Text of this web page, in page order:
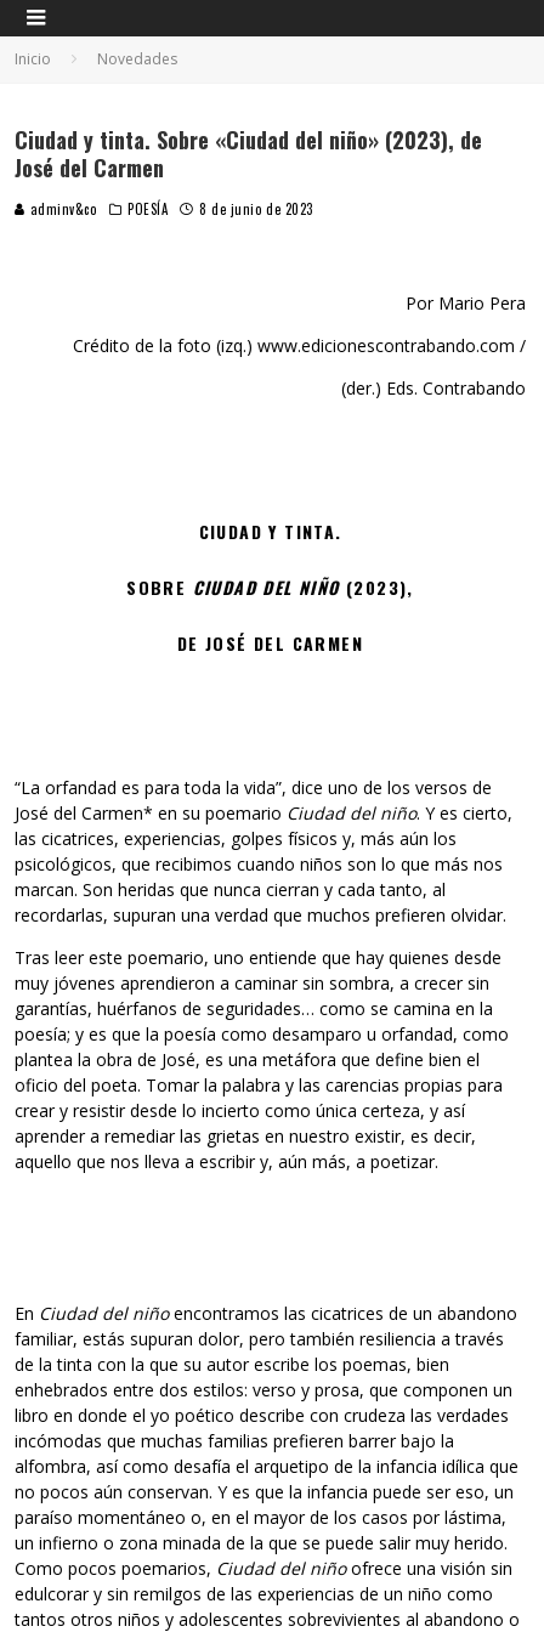
Inicio Novedades
Ciudad y tinta. Sobre «Ciudad del niño» (2023), de
José del Carmen
adminv&co POESÍA 8 de junio de 2023
Por Mario Pera
Crédito de la foto (izq.) www.edicionescontrabando.com /
(der.) Eds. Contrabando
CIUDAD Y TINTA.
SOBRE CIUDAD DEL NIÑO(2023),
DE JOSÉ DEL CARMEN
“La orfandad es para toda la vida”, dice uno de los versos de
José del Carmen* en su poemario Ciudad del niño. Y es cierto,
las cicatrices, experiencias, golpes físicos y, más aún los
psicológicos, que recibimos cuando niños son lo que más nos
marcan. Son heridas que nunca cierran y cada tanto, al
recordarlas, supuran una verdad que muchos prefieren olvidar.
Tras leer este poemario, uno entiende que hay quienes desde
muy jóvenes aprendieron a caminar sin sombra, a crecer sin
garantías, huérfanos de seguridades… como se camina en la
poesía; y es que la poesía como desamparo u orfandad, como
plantea la obra de José, es una metáfora que define bien el
oficio del poeta. Tomar la palabra y las carencias propias para
crear y resistir desde lo incierto como única certeza, y así
aprender a remediar las grietas en nuestro existir, es decir,
aquello que nos lleva a escribir y, aún más, a poetizar.
En Ciudad del niñoencontramos las cicatrices de un abandono
familiar, estás supuran dolor, pero también resiliencia a través
de la tinta con la que su autor escribe los poemas, bien
enhebrados entre dos estilos: verso y prosa, que componen un
libro en donde el yo poético describe con crudeza las verdades
incómodas que muchas familias prefieren barrer bajo la
alfombra, así como desafía el arquetipo de la infancia idílica que
no pocos aún conservan. Y es que la infancia puede ser eso, un
paraíso momentáneo o, en el mayor de los casos por lástima,
un infierno o zona minada de la que se puede salir muy herido.
Como pocos poemarios, Ciudad del niñoofrece una visión sin
edulcorar y sin remilgos de las experiencias de un niño como
tantos otros niños y adolescentes sobrevivientes al abandono o